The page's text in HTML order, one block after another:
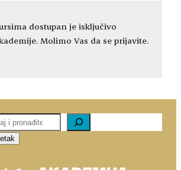
dostupan je isključivo
Molimo Vas da se prijavite.